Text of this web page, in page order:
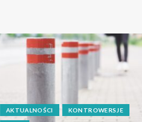
AKTUALNOŚCI KONTROWERSJE